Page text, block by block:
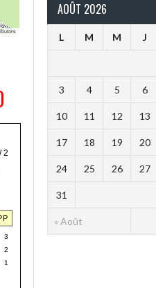
AOÛT 2026
L M M J
« Août
3 4 5 6
10 11 12 13
17 18 19 20
24 25 26 27
31